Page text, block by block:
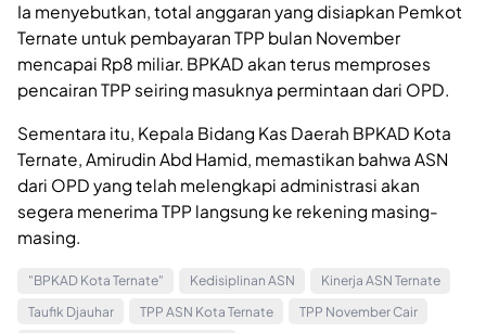
Ia menyebutkan, total anggaran yang disiapkan Pemkot
Ternate untuk pembayaran TPP bulan November
mencapai Rp8 miliar. BPKAD akan terus memproses
pencairan TPP seiring masuknya permintaan dari OPD.
Sementara itu, Kepala Bidang Kas Daerah BPKAD Kota
Ternate, Amirudin Abd Hamid, memastikan bahwa ASN
dari OPD yang telah melengkapi administrasi akan
segera menerima TPP langsung ke rekening masing-
masing.
"BPKAD Kota Ternate" Kedisiplinan ASN
Kinerja ASN Ternate
Taufik Djauhar
TPP ASN Kota Ternate
TPP November Cair